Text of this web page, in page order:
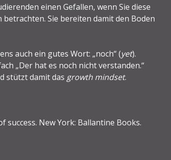
einen Gefallen, wenn Sie diese
Sie bereiten damit den Boden
auch ein gutes Wort: „noch“ (yet).
„Der hat es noch nicht verstanden.“
stützt damit das growth mindset.
success. New York: Ballantine Books.